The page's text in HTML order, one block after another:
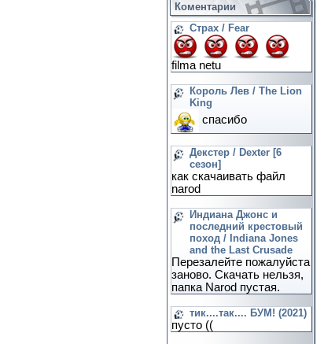
Коментарии
Страх / Fear
filma netu
Король Лев / The Lion
King
спасибо
Декстер / Dexter [6
сезон]
как скачаивать файл
narod
Индиана Джонс и
последний крестовый
поход / Indiana Jones
and the Last Crusade
Перезалейте пожалуйста
заново. Скачать нельзя,
папка Narod пустая.
тик....так.... БУМ! (2021)
пусто ((